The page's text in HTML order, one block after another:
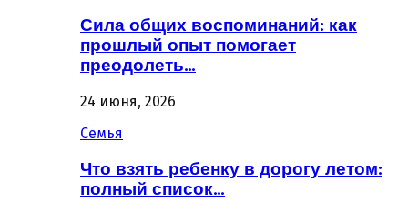
Сила общих воспоминаний: как
прошлый опыт помогает
преодолеть…
24 июня, 2026
Семья
Что взять ребенку в дорогу летом:
полный список…